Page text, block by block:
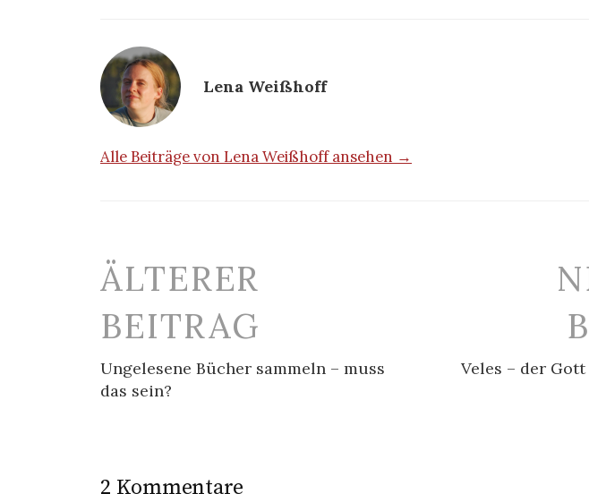
Lena Weißhoff
Alle Beiträge von Lena Weißhoff ansehen →
Beitrags-
Navigation
ÄLTERER
BEITRAG
Ungelesene Bücher sammeln – muss
das sein?
Veles – der
2 Kommentare